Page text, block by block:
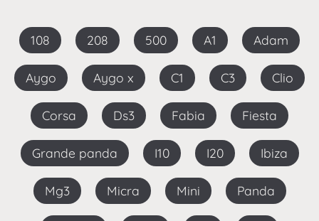
108 208 500 A1 Adam
Aygo Aygo x C1 C3 Clio
Corsa Ds3 Fabia Fiesta
Grande panda I10 I20 Ibiza
Mg3 Micra Mini Panda